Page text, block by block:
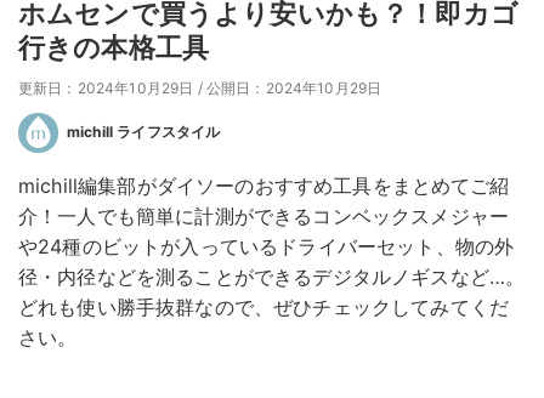
ホムセンで買うより安いかも？！即カゴ
行きの本格工具
更新日：2024年10月29日 / 公開日：2024年10月29日
michill ライフスタイル
michill編集部がダイソーのおすすめ工具をまとめてご紹
介！一人でも簡単に計測ができるコンベックスメジャー
や24種のビットが入っているドライバーセット、物の外
径・内径などを測ることができるデジタルノギスなど…。
どれも使い勝手抜群なので、ぜひチェックしてみてくだ
さい。